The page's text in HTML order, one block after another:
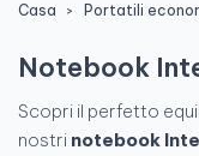
Casa Portatili
Notebook
Scopri il perfetto
nostri notebook